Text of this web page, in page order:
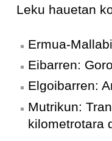
Leku hauetan
Ermua-
Eibarren:
Elgoibarren:
Mutrikun:
kilometrotara